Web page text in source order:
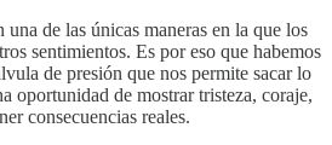
de las únicas maneras en la que los
sentimientos. Es por eso que habemos
de presión que nos permite sacar lo
oportunidad de mostrar tristeza, coraje,
consecuencias reales.